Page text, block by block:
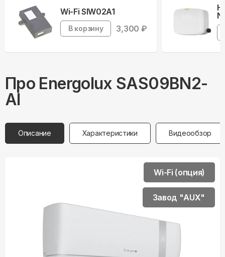
Wi-Fi SIW02A1
В корзину 3,300 ₽
Про Energolux SAS09BN2-
AI
Описание Характеристики Видеообзор
Wi-Fi (опция)
Завод "AUX"